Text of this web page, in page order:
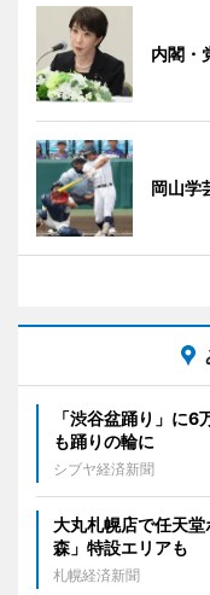
内閣・
岡山学
「渋谷盆踊り」に
も踊りの輪に
シブヤ経済新聞
大丸札幌店で任天
森」特設エリアも
札幌経済新聞